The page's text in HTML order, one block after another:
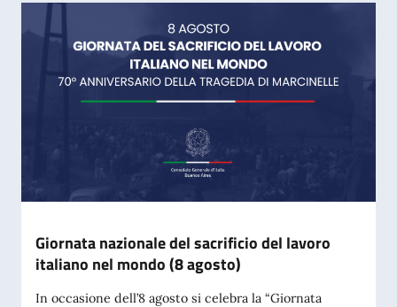
Giornata nazionale del sacrificio del lavoro
italiano nel mondo (8 agosto)
In occasione dell’8 agosto si celebra la “Giornata